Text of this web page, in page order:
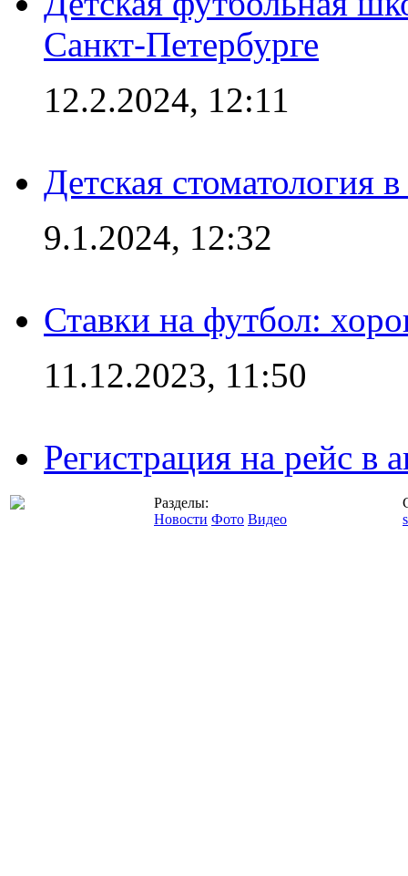
Санкт-Петербурге
12.2.2024, 12:11
Детская стоматология
9.1.2024, 12:32
Ставки на футбол:
11.12.2023, 11:50
Регистрация на рейс в
Разделы:
Новости Фото Видео